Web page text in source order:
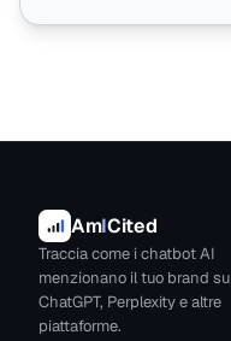
AmICited
Traccia come i chatbot AI
menzionano il tuo brand su
ChatGPT, Perplexity e altre
piattaforme.